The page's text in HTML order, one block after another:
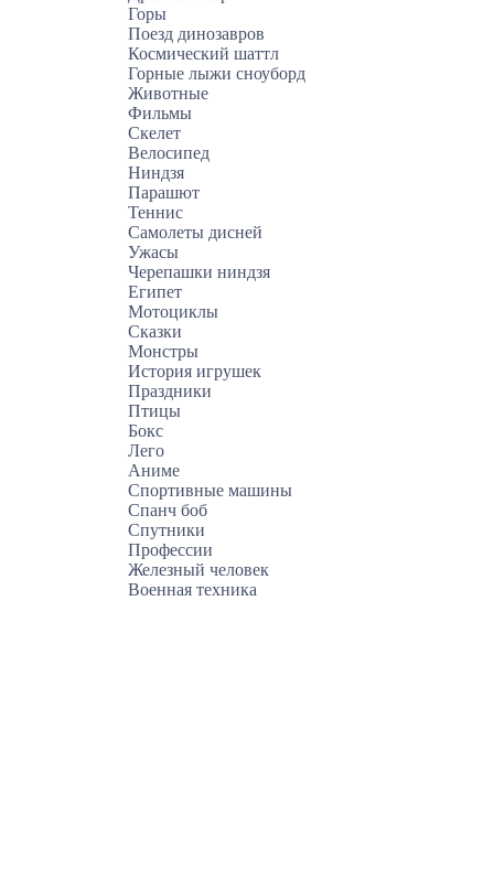
Горы
Поезд динозавров
Космический шаттл
Горные лыжи сноуборд
Животные
Фильмы
Скелет
Велосипед
Ниндзя
Парашют
Теннис
Самолеты дисней
Ужасы
Черепашки ниндзя
Египет
Мотоциклы
Сказки
Монстры
История игрушек
Праздники
Птицы
Бокс
Лего
Аниме
Спортивные машины
Спанч боб
Спутники
Профессии
Железный человек
Военная техника